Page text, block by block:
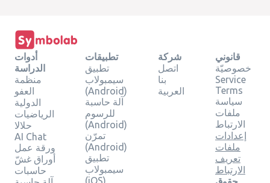
أدوات
الدراسة
منظمة
العفو
الدولية
الرياضيات
حلالا
AI Chat
ورقة عمل
أوراق غشّ
حاسبات
تطبيقات
تطبيق
سيمبولاب
(Android)
آلة حاسبة
للرسوم
(Android)
تمرّن
(Android)
تطبيق
سيمبولاب
(iOS)
شركة
اتصل
بنا
العربية
قانوني
خصوصيّة
Service
Terms
سياسة
ملفات
الارتباط
إعدادات
ملفات
تعريف
الارتباط